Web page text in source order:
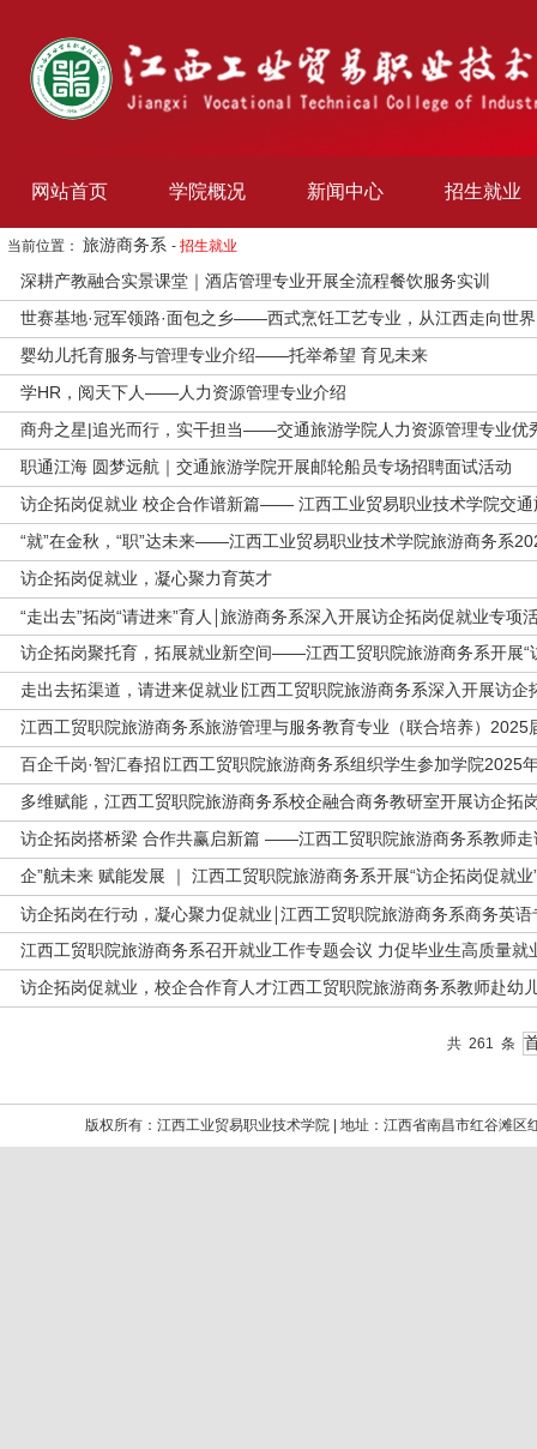
网站首页 学院概况 新闻中心 招生就业
当前位置： 旅游商务系 - 招生就业
深耕产教融合实景课堂｜酒店管理专业开展全流程餐饮服务实训
世赛基地·冠军领路·面包之乡——西式烹饪工艺专业，从江西走向世界
婴幼儿托育服务与管理专业介绍——托举希望 育见未来
学HR，阅天下人——人力资源管理专业介绍
商舟之星|追光而行，实干担当——交通旅游学院人力资源管理专业优
职通江海 圆梦远航｜交通旅游学院开展邮轮船员专场招聘面试活动
访企拓岗促就业 校企合作谱新篇—— 江西工业贸易职业技术学院交
“就”在金秋，“职”达未来——江西工业贸易职业技术学院旅游商务系
访企拓岗促就业，凝心聚力育英才
“走出去”拓岗“请进来”育人￨旅游商务系深入开展访企拓岗促就业专项
访企拓岗聚托育，拓展就业新空间——江西工贸职院旅游商务系开展“
走出去拓渠道，请进来促就业∣江西工贸职院旅游商务系深入开展访企
江西工贸职院旅游商务系旅游管理与服务教育专业（联合培养）
百企千岗·智汇春招∣江西工贸职院旅游商务系组织学生参加学院2025
多维赋能，江西工贸职院旅游商务系校企融合商务教研室开展访企拓
访企拓岗搭桥梁 合作共赢启新篇 ——江西工贸职院旅游商务系教师走
企”航未来 赋能发展 ｜ 江西工贸职院旅游商务系开展“访企拓岗促就业
访企拓岗在行动，凝心聚力促就业￨江西工贸职院旅游商务系商务英
江西工贸职院旅游商务系召开就业工作专题会议 力促毕业生高质量就
访企拓岗促就业，校企合作育人才江西工贸职院旅游商务系教师赴幼
共 261 条
版权所有：江西工业贸易职业技术学院 | 地址：江西省南昌市红谷滩